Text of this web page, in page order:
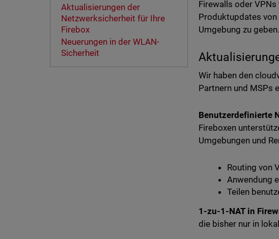
Aktualisierungen der
Netzwerksicherheit für Ihre
Firebox
Neuerungen in der WLAN-
Sicherheit
Firewalls oder
Produktupdates von
Umgebung zu geben.
Wir haben den
Partnern und MSPs
Benutzerdefinierte
Fireboxen
Umgebungen und
Routing von
Anwendung
Teilen
1-zu-1-NAT in
die bisher nur in